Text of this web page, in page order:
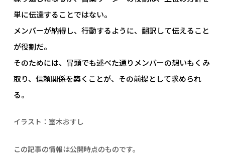
単に伝達することではない。
メンバーが納得し、行動するように、翻訳して伝えること
が役割だ。
そのためには、冒頭でも述べた通りメンバーの想いもくみ
取り、信頼関係を築くことが、その前提として求められ
る。
イラスト：室木おすし
この記事の情報は公開時点のものです。